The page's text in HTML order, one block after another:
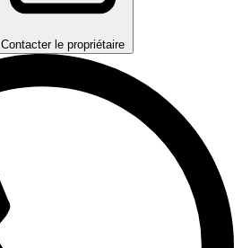
Contacter le propriétaire